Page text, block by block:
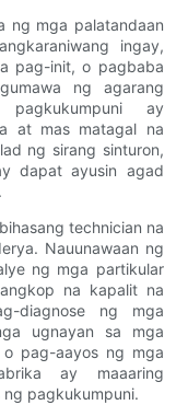
ng mga palatandaan
ingay,
pag-init, o pagbaba
ng agarang
ay
at mas matagal na
ng sirang sinturon,
dapat ayusin agad
technician na
Nauunawaan ng
ng mga partikular
na kapalit na
diagnose ng mga
ugnayan sa mga
pag-aayos ng mga
ay maaaring
pagkukumpuni.